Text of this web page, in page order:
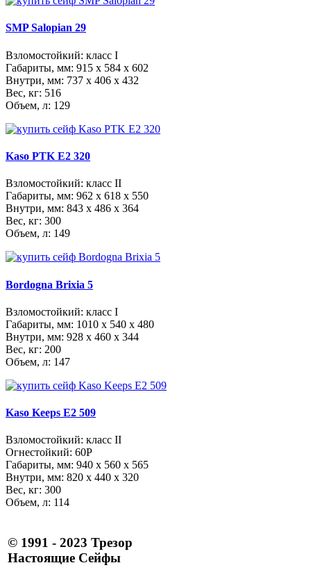
SMP Salopian 29
Взломостойкий: класс I
Габариты, мм: 915 x 584 x 602
Внутри, мм: 737 x 406 x 432
Вес, кг: 516
Объем, л: 129
Kaso PTK E2 320
Взломостойкий: класс II
Габариты, мм: 962 x 618 x 550
Внутри, мм: 843 x 486 x 364
Вес, кг: 300
Объем, л: 149
Bordogna Brixia 5
Взломостойкий: класс I
Габариты, мм: 1010 x 540 x 480
Внутри, мм: 928 x 460 x 344
Вес, кг: 200
Объем, л: 147
Kaso Keeps E2 509
Взломостойкий: класс II
Огнестойкий: 60Р
Габариты, мм: 940 x 560 x 565
Внутри, мм: 820 x 440 x 320
Вес, кг: 300
Объем, л: 114
© 1991 - 2023 Трезор
Настоящие Сейфы